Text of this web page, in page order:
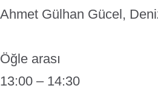
Ahmet Gülhan Gücel,
Öğle arası
13:00 – 14:30